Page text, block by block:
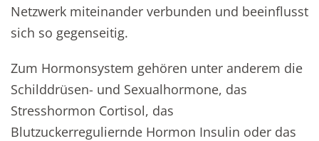
Netzwerk miteinander verbunden und beeinflusst
sich so gegenseitig.
Zum Hormonsystem gehören unter anderem die
Schilddrüsen- und Sexualhormone, das
Stresshormon Cortisol, das
Blutzuckerreguliernde Hormon Insulin oder das